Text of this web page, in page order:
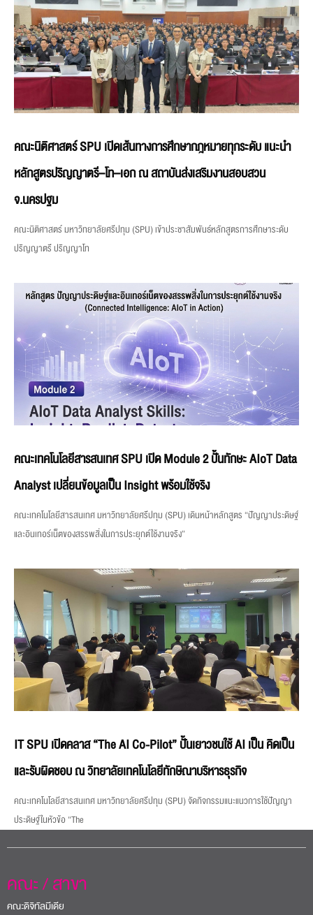
คณะนิติศาสตร์ SPU เปิดเส้นทางการศึกษากฎหมายทุกระดับ แนะนำ
หลักสูตรปริญญาตรี–โท–เอก ณ สถาบันส่งเสริมงานสอบสวน
จ.นครปฐม
คณะนิติศาสตร์ มหาวิทยาลัยศรีปทุม (SPU) เข้าประชาสัมพันธ์หลักสูตรการศึกษาระดับ
ปริญญาตรี ปริญญาโท
คณะเทคโนโลยีสารสนเทศ SPU เปิด Module 2 ปั้นทักษะ AIoT Data
Analyst เปลี่ยนข้อมูลเป็น Insight พร้อมใช้จริง
คณะเทคโนโลยีสารสนเทศ มหาวิทยาลัยศรีปทุม (SPU) เดินหน้าหลักสูตร “ปัญญาประดิษฐ์
และอินเทอร์เน็ตของสรรพสิ่งในการประยุกต์ใช้งานจริง”
IT SPU เปิดคลาส “The AI Co-Pilot” ปั้นเยาวชนใช้ AI เป็น คิดเป็น
และรับผิดชอบ ณ วิทยาลัยเทคโนโลยีทักษิณาบริหารธุรกิจ
คณะเทคโนโลยีสารสนเทศ มหาวิทยาลัยศรีปทุม (SPU) จัดกิจกรรมแนะแนวการใช้ปัญญา
ประดิษฐ์ในหัวข้อ “The
คณะ / สาขา
คณะดิจิทัลมีเดีย